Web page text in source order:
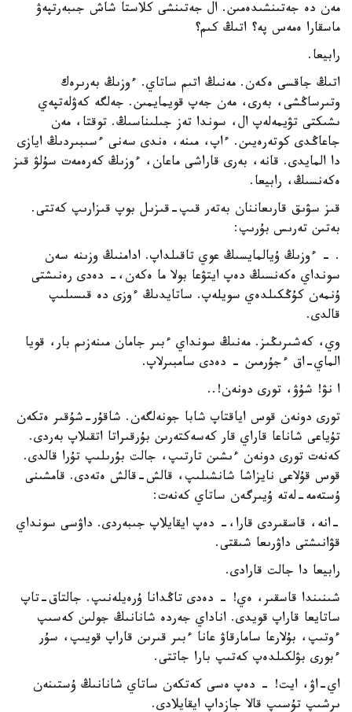
مەن دە جەتىنشىدەمىن. ال جەتىنشى كلاستا شاش جىبەرتپەۋ
ماسقارا ەمەس پە؟ اتىڭ كىم؟
رابيعا.
اتىڭ جاقسى ەكەن. مەنىڭ اتىم ساتاي. ءوزىڭ بەرىرەك
وتىرساڭشى، بەرى، مەن جەپ قويمايمىن. جەلگە كەۋلەتپەي
ىشىكتى تۋيمەلەپ ال، سوندا تەز جىلىناسىڭ. توقتا، مەن
جاعاڭدى كوتەرەيىن. ءاپ، مىنە، ەندى سەنى ءسىبىردىڭ ايازى
دا المايدى. قانە، بەرى قاراشى ماعان، ءوزىڭ كەرەمەت سۇلۋ قىز
ەكەنسىڭ، رابيعا.
قىز سۋىق قارىعاننان بەتەر قىپ-قىزىل بوپ قىزارىپ كەتتى.
بەتىن تەرىس بۇرىپ:
. - ءوزىڭ ۇيالمايسىڭ عوي تاقىلداپ. ادامنىڭ وزىنە سەن
سونداي ەكەنسىڭ دەپ ايتۋعا بولا ما ەكەن،- دەدى رەنىشتى
ۇنمەن كۇڭكىلدەي سويلەپ. ساتايدىڭ ءوزى دە قىسىلىپ
قالدى.
وي، كەشىرىڭىز. مەنىڭ سونداي ءبىر جامان مىنەزىم بار، قويا
الماي-اق ءجۇرمىن - دەدى سامبىرلاپ.
ا نۋ! شۇۋ، تورى دونەن!..
تورى دونەن قوس اياقتاپ شابا جونەلگەن. شاقۇر-شۇقىر ەتكەن
تۇياعى شاناعا قاراي قار كەسەكتەرىن بۇرقىراتا اتقىلاپ بەردى.
كەنەت تورى دونەن ءىشىن تارتىپ، جالت بۇرىلىپ تۇرا قالدى.
قوس قۇلاعى نايزاشا شانشىلىپ، قالش-قالش ەتەدى. قامشىنى
ۇستەمە-لەتە ۇيىرگەن ساتاي كەنەت:
-انە، قاسقىردى قارا،- دەپ ايقايلاپ جىبەردى. داۋسى سونداي
قۋانىشتى داۋرىعا شىقتى.
رابيعا دا جالت قارادى.
شىنىندا قاسقىر، ەي! - دەدى تاڭدانا ۇرەيلەنىپ. جالتاق-تاپ
ساتايعا قاراپ قويدى. اناداي جەردە شانانىڭ جولىن كەسىپ
ءوتىپ، بۇلارعا سامارقاۋ عانا ءبىر قىرىن قاراپ قويىپ، سۇر
ءبورى بۋلكىلدەپ كەتىپ بارا جاتتى.
اي-اۋ، ايت! - دەپ ەسى كەتكەن ساتاي شانانىڭ ۇستىنەن
ىرشىپ تۇسىپ قالا جازداپ ايقايلادى.